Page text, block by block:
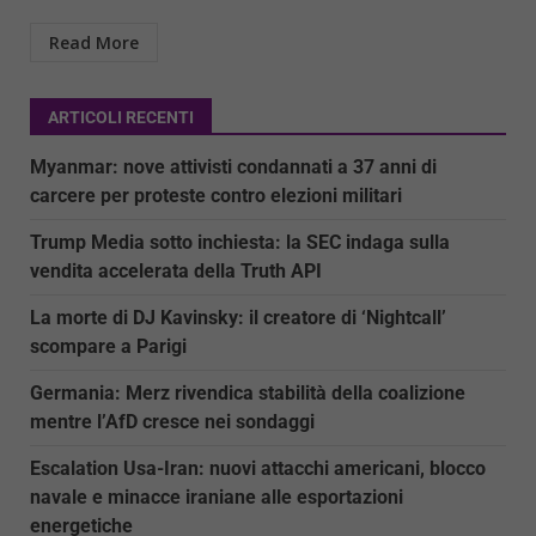
Read More
ARTICOLI RECENTI
Myanmar: nove attivisti condannati a 37 anni di
carcere per proteste contro elezioni militari
Trump Media sotto inchiesta: la SEC indaga sulla
vendita accelerata della Truth API
La morte di DJ Kavinsky: il creatore di ‘Nightcall’
scompare a Parigi
Germania: Merz rivendica stabilità della coalizione
mentre l’AfD cresce nei sondaggi
Escalation Usa-Iran: nuovi attacchi americani, blocco
navale e minacce iraniane alle esportazioni
energetiche